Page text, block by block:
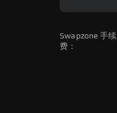
Swapzone 手续
费：